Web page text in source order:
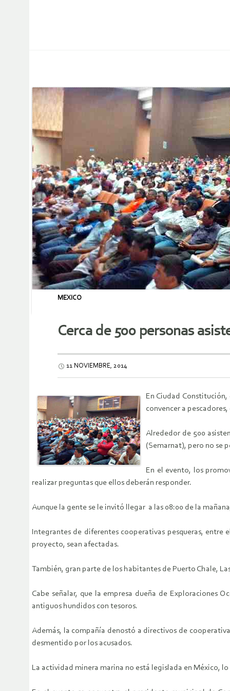
MEXICO
Cerca de 500 personas
11 NOVIEMBRE, 2014
En Ciudad
convencer a
Alrededor de 500
(Semarnat), pero no se
En el evento, los
realizar preguntas que ellos deberán responder.
Aunque la gente se le invitó llegar a las 08:00 de la
Integrantes de diferentes cooperativas pesqueras,
proyecto, sean afectadas.
También, gran parte de los habitantes de Puerto Chale,
Cabe señalar, que la empresa dueña de Exploraciones
antiguos hundidos con tesoros.
Además, la compañía denostó a directivos de
desmentido por los acusados.
La actividad minera marina no está legislada en México,